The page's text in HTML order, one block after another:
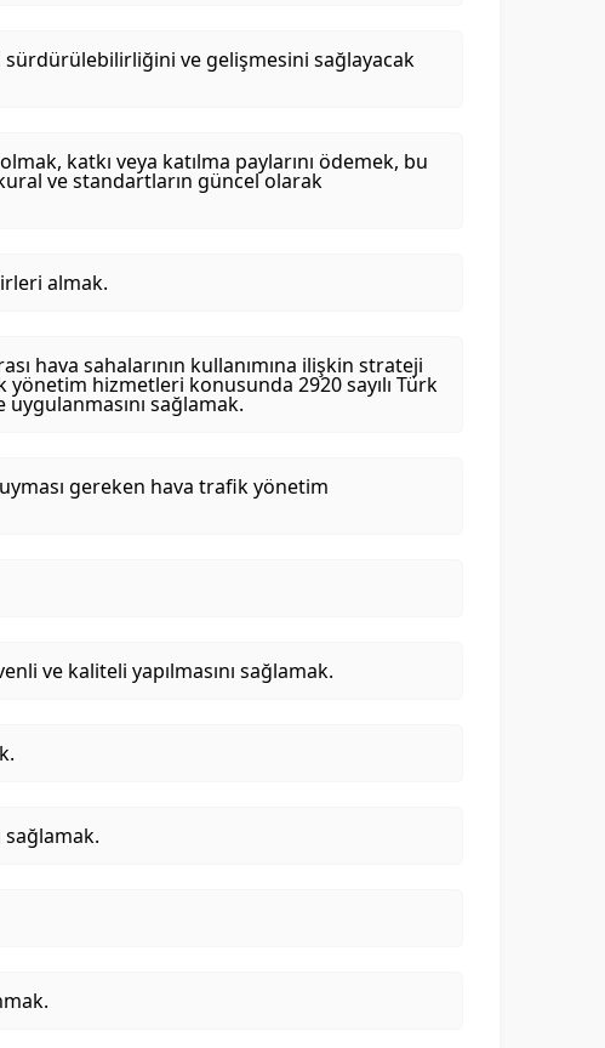
sürdürülebilirliğini ve gelişmesini sağlayacak
katkı veya katılma paylarını ödemek, bu
ve standartların güncel olarak
almak.
hava sahalarının kullanımına ilişkin strateji
hizmetleri konusunda 2920 sayılı Türk
sağlamak.
gereken hava trafik yönetim
ve kaliteli yapılmasını sağlamak.
sağlamak.